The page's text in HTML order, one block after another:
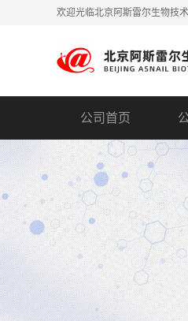
欢迎光临北京阿斯雷尔生物技术
公司首页